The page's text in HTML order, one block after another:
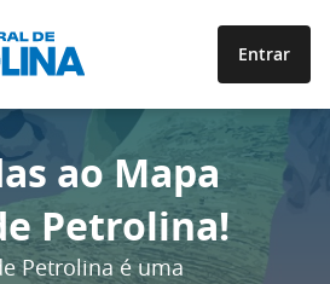
Entrar
ao Mapa
Petrolina!
Petrolina é uma